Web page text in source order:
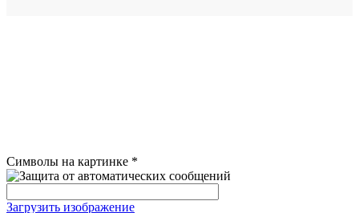
Символы на картинке *
Загрузить изображение